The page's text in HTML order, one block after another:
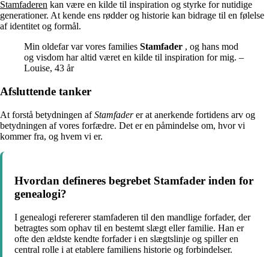
Stamfaderen kan være en kilde til inspiration og styrke for nutidige
generationer. At kende ens rødder og historie kan bidrage til en følelse
af identitet og formål.
Min oldefar var vores families Stamfader , og hans mod
og visdom har altid været en kilde til inspiration for mig. –
Louise, 43 år
Afsluttende tanker
At forstå betydningen afStamfaderer at anerkende fortidens arv og
betydningen af vores forfædre. Det er en påmindelse om, hvor vi
kommer fra, og hvem vi er.
Hvordan defineres begrebet Stamfader inden for
genealogi?
I genealogi refererer stamfaderen til den mandlige forfader, der
betragtes som ophav til en bestemt slægt eller familie. Han er
ofte den ældste kendte forfader i en slægtslinje og spiller en
central rolle i at etablere familiens historie og forbindelser.